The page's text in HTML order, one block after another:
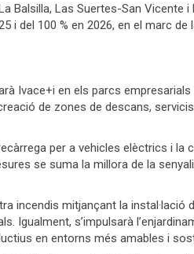
Balsilla, Las Suertes-San Vicente
i del 100 % en 2026, en el marc
Ivace+i en els parcs
de zones de descans,
per a vehicles elèctrics i
se suma la millora de la
incendis mitjançant la instal·lació
Igualment, s’impulsarà
en entorns més amables i